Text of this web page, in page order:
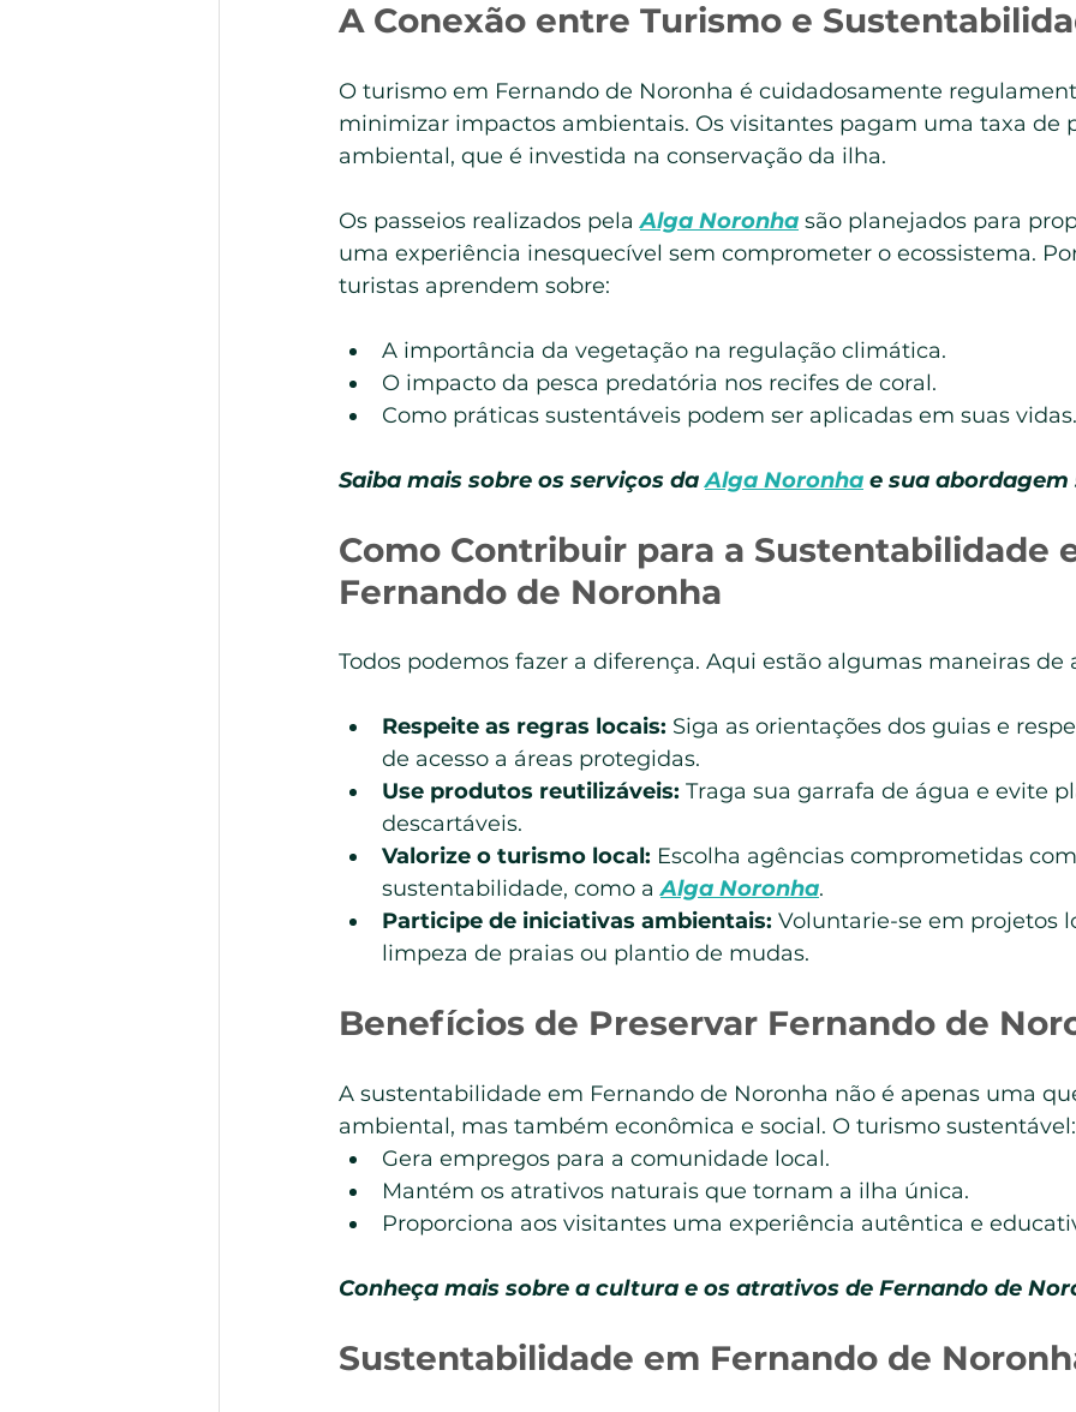
A Conexão entre Turismo e
O turismo em Fernando de Noronha é cuidadosamente
minimizar impactos ambientais. Os visitantes pagam uma taxa de
ambiental, que é investida na conservação da ilha.
Os passeios realizados pela Alga Noronha são planejados para
uma experiência inesquecível sem comprometer o ecossistema.
turistas aprendem sobre:
A importância da vegetação na regulação climática.
O impacto da pesca predatória nos recifes de coral.
Como práticas sustentáveis podem ser aplicadas em suas vidas.
Saiba mais sobre os serviços da Alga Noronha e sua
Como Contribuir para a Sustentabilidade
Fernando de Noronha
Todos podemos fazer a diferença. Aqui estão algumas maneiras de
Respeite as regras locais: Siga as orientações dos guias e
de acesso a áreas protegidas.
Use produtos reutilizáveis: Traga sua garrafa de água e evite
descartáveis.
Valorize o turismo local: Escolha agências comprometidas
sustentabilidade, como a Alga Noronha.
Participe de iniciativas ambientais: Voluntarie-se em projetos
limpeza de praias ou plantio de mudas.
Benefícios de Preservar Fernando de
A sustentabilidade em Fernando de Noronha não é apenas uma
ambiental, mas também econômica e social. O turismo sustentável:
Gera empregos para a comunidade local.
Mantém os atrativos naturais que tornam a ilha única.
Proporciona aos visitantes uma experiência autêntica e
Conheça mais sobre a cultura e os atrativos de Fernando de
Sustentabilidade em Fernando de